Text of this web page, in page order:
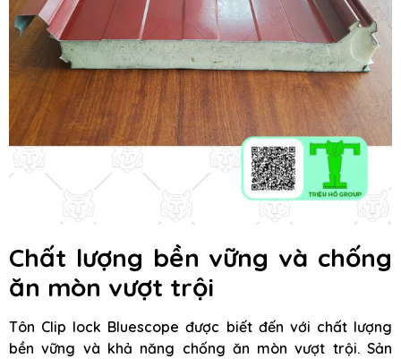
Chất lượng bền vững và chống
ăn mòn vượt trội
Tôn Clip lock Bluescope được biết đến với chất lượng
bền vững và khả năng chống ăn mòn vượt trội. Sản